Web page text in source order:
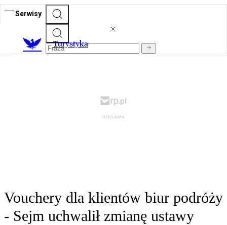
Serwisy
Turystyka
Vouchery dla klientów biur podróży
- Sejm uchwalił zmianę ustawy